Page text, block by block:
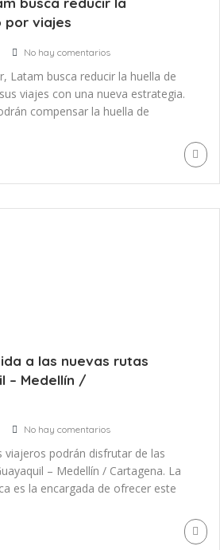
por viajes
No hay comentarios
Latam busca reducir la huella de
viajes con una nueva estrategia.
compensar la huella de
para Conservar”. Se trata de
protección del medioambiente y
a las nuevas rutas
– Medellín /
No hay comentarios
viajeros podrán disfrutar de las
– Medellín / Cartagena. La
es la encargada de ofrecer este
domingo 26 de marzo a las
Colombiano, parió […]